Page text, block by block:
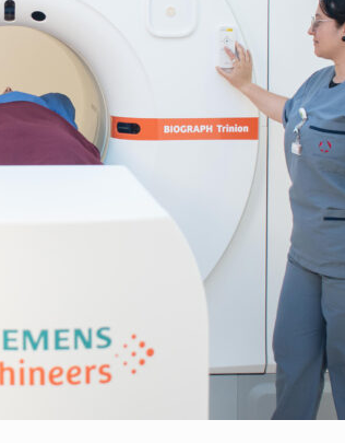
INSTALACIÓN
DEL
PRIMER
EQUIPO
PET-
SIEMENS
HEALTHINEERS